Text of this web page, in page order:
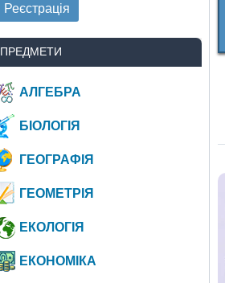
Реєстрація
ПРЕДМЕТИ
АЛГЕБРА
БІОЛОГІЯ
ГЕОГРАФІЯ
ГЕОМЕТРІЯ
ЕКОЛОГІЯ
ЕКОНОМІКА